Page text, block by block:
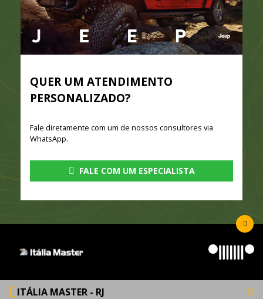
QUER UM ATENDIMENTO
PERSONALIZADO?
Fale diretamente com um de nossos consultores via
WhatsApp.
FALE COM UM ESPECIALISTA
ITÁLIA MASTER - RJ